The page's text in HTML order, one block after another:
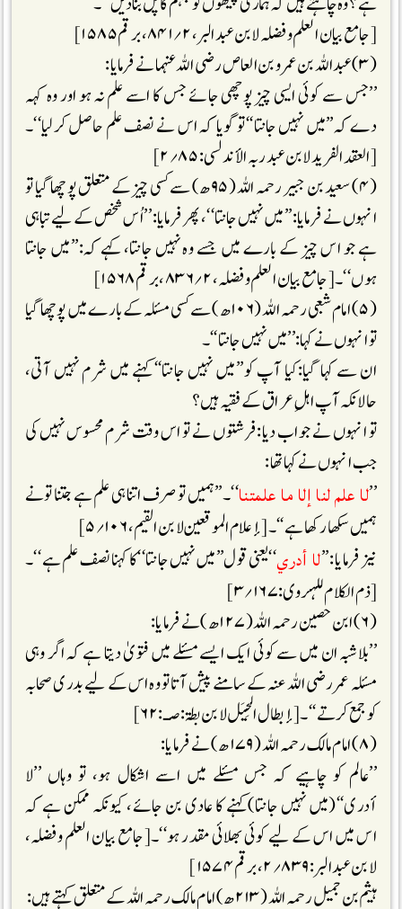
[جامع بیان العلم وفضلہ لابن عبد البر، ۲؍۸۴۱، برقم ۱۵۸۵]
(۳) عبداللہ بن عمرو بن العاص رضی اللہ عنہمانے فرمایا:
’’جس سے کوئی ایسی چیز پوچھی جائے جس کا اسے علم نہ ہو اور وہ کہہ
دے کہ’’میں نہیں جانتا‘‘تو گویا کہ اس نے نصف علم حاصل کرلیا‘‘۔
[العقد الفرید لابن عبد ربہ الأندلسی: ۸۵؍۲]
(۴) سعید بن جبیر رحمہ اللہ (۹۵ھ) سے کسی چیز کے متعلق پوچھا گیا تو
انہوں نے فرمایا:’’میں نہیں جانتا‘‘، پھر فرمایا: ’’اُس شخص کے لیے تباہی
ہے جو اس چیز کے بارے میں جسے وہ نہیں جانتا، کہے کہ:’’میں جانتا
ہوں‘‘۔[جامع بیان العلم وفضلہ، ۲؍ ۸۳۶، برقم ۱۵۶۸]
(۵) امام شعبی رحمہ اللہ (۱۰۶ھ) سے کسی مسئلہ کے بارے میں پوچھا گیا
تو انہوں نے کہا:’’میں نہیں جانتا‘‘۔
ان سے کہا گیا:کیا آپ کو’’میں نہیں جانتا‘‘کہنے میں شرم نہیں آتی،
حالانکہ آپ اہلِ عراق کے فقیہ ہیں؟
تو انہوں نے جواب دیا:فرشتوں نے تو اس وقت شرم محسوس نہیں کی
جب انہوں نے کہا تھا:
’’لا علم لنا إلا ما علمتنا‘‘۔’’ہمیں تو صرف اتنا ہی علم ہے جتنا تونے
ہمیں سکھا رکھا ہے‘‘۔[إعلام الموقعین لابن القیم، ۱۰۶؍۵]
نیز فرمایا : ’’لا أدري‘‘یعنی قول’’میں نہیں جانتا‘‘کا کہنا نصف علم ہے ‘‘۔
[ذم الکلام للہروی:۱۶۷؍۳]
(۶) ابن حصین رحمہ اللہ (۱۲۷ھ)نے فرمایا :
’’بلاشبہ ان میں سے کوئی ایک ایسے مسئلے میں فتویٰ دیتا ہے کہ اگر وہی
مسئلہ عمر رضی اللہ عنہ کے سامنے پیش آتا تو وہ اس کے لیے بدری صحابہ
کو جمع کرتے‘‘۔[إبطال الحِیَل لابن بطۃ :صـ: ۶۲]
(۸) امام مالک رحمہ اللہ (۱۷۹ھ) نے فرمایا:
’’عالم کو چاہیے کہ جس مسئلے میں اسے اشکال ہو، تو وہاں ’’لا
أدری‘‘(میں نہیں جانتا)کہنے کا عادی بن جائے، کیونکہ ممکن ہے کہ
اس میں اس کے لیے کوئی بھلائی مقدر ہو‘‘۔[جامع بیان العلم وفضلہ،
لابن عبد البر: ۸۳۹؍۲، برقم ۱۵۷۴]
ہیثم بن جمیل رحمہ اللہ (۲۱۳ھ) امام مالک رحمہ اللہ کے متعلق کہتے ہیں :